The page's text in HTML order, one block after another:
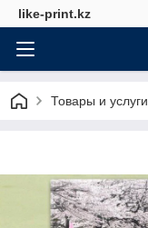
like-print.kz
Товары и услуги